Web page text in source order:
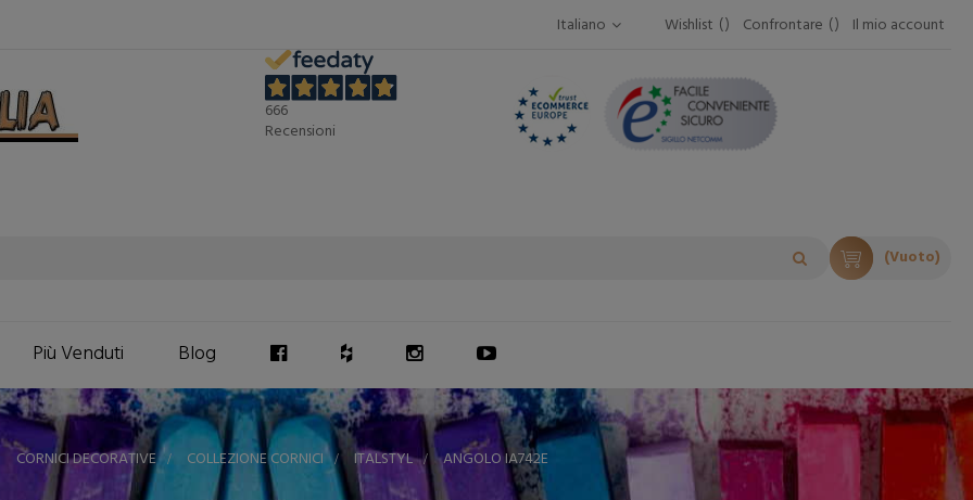
Wishlist Confrontare Il mio account
Italiano
666
Recensioni
(Vuoto)
Più Venduti Blog
CORNICI DECORATIVE > COLLEZIONE CORNICI > ITALSTYL > ANGOLO IA742E